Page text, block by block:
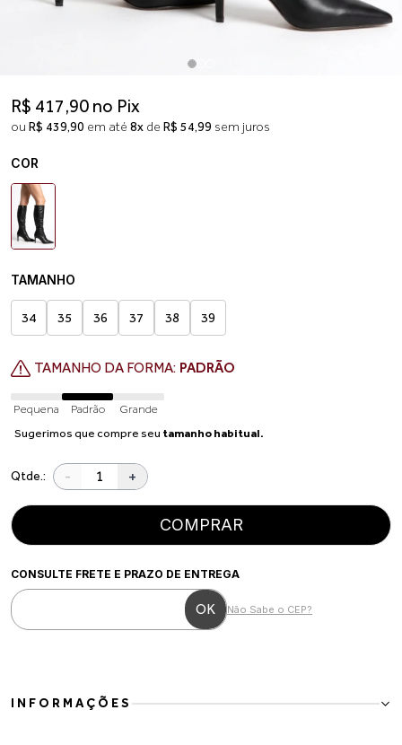
R$ 417,90 no Pix
ou R$ 439,90 em até 8x de R$ 54,99 sem juros
COR
TAMANHO
34 35 36 37 38 39
TAMANHO DA FORMA: PADRÃO
Pequena Padrão
Grande
Sugerimos que compre seu tamanho habitual.
Qtde.: - +
COMPRAR
CONSULTE FRETE E PRAZO DE ENTREGA
Não Sabe o CEP?
INFORMAÇÕES